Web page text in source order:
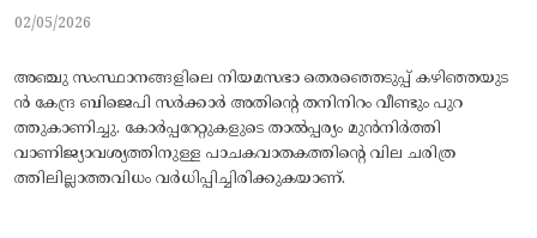
02/05/2026
അഞ്ചു സംസ്ഥാനങ്ങളിലെ നിയമസഭാ തെരഞ്ഞെടുപ്പ്‌ കഴിഞ്ഞയുട
ന്‍ കേന്ദ്ര ബിജെപി സര്‍ക്കാര്‍ അതിന്റെ തനിനിറം വീണ്ടും പുറ
ത്തുകാണിച്ചു. കോര്‍പ്പറേറ്റുകളുടെ താല്‍പ്പര്യം മുന്‍നിര്‍ത്തി
വാണിജ്യാവശ്യത്തിനുള്ള പാചകവാതകത്തിന്റെ വില ചരിത്ര
ത്തിലില്ലാത്തവിധം വര്‍ധിപ്പിച്ചിരിക്കുകയാണ്‌.